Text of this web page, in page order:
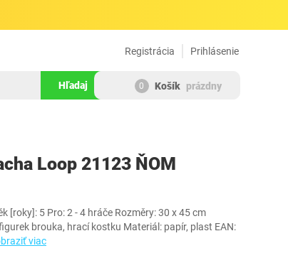
Prihlásenie
Registrácia
Hľadaj 0 Košík prázdny
Loop 21123 ŇOM
[roky]: 5 Pro: 2 - 4 hráče Rozměry: 30 x 45 cm
brouka, hrací kostku Materiál: papír, plast EAN:
viac